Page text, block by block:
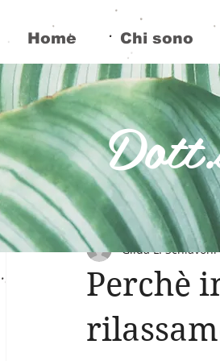
Home Chi sono
Tutti i post Santiago
Tecniche di rilassamento
Perchè
Gilda L. Schiavoni